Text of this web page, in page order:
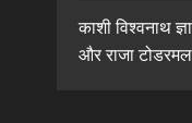
काशी विश्वनाथ
और राजा